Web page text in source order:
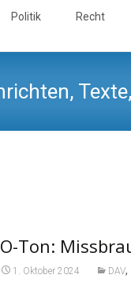
Politik Recht
O-Ton:
1. Oktober 2024 DAV,